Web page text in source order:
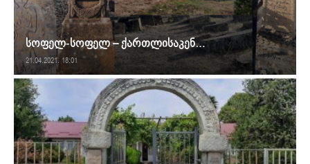
სოფელ-სოფელ – ქართლისაკენ…
21.04.2021. 18:01